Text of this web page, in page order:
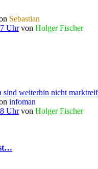
Sebastian
Uhrvon Holger Fischer
sind weiterhin nicht marktreif
infoman
Uhrvon Holger Fischer